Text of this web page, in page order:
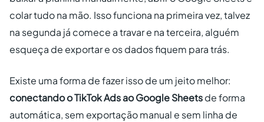
colar tudo na mão. Isso funciona na primeira vez, talvez
na segunda já comece a travar e na terceira, alguém
esqueça de exportar e os dados fiquem para trás.
Existe uma forma de fazer isso de um jeito melhor:
conectando o TikTok Ads ao Google Sheetsde forma
automática, sem exportação manual e sem linha de